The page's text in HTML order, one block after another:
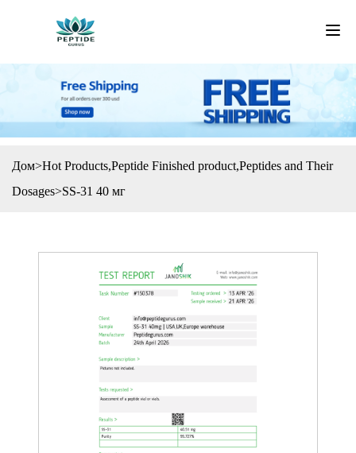
Дом>Hot Products,Peptide Finished product,Peptides and Their
Dosages>SS-31 40 мг